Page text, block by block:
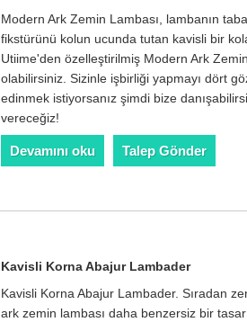
Modern Ark Zemin Lambası, lambanın
fikstürünü kolun ucunda tutan kavisli bir
Utiime'den özelleştirilmiş Modern Ark
olabilirsiniz. Sizinle işbirliği yapmayı dört
edinmek istiyorsanız şimdi bize
vereceğiz!
Devamını oku Talep Gönder
Kavisli Korna Abajur Lambader
Kavisli Korna Abajur Lambader. Sıradan
ark zemin lambası daha benzersiz bir